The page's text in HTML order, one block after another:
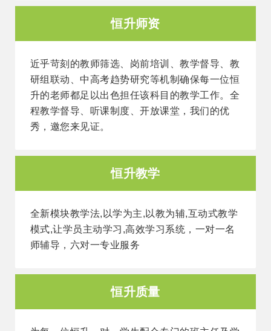
恒升师资
近乎苛刻的教师筛选、岗前培训、教学督导、教
研组联动、中高考趋势研究等机制确保每一位恒
升的老师都足以出色担任该科目的教学工作。全
程教学督导、听课制度、开放课堂，我们的优
秀，邀您来见证。
恒升教学
全新模块教学法,以学为主,以教为辅,互动式教学
模式,让学员主动学习,高效学习系统，一对一名
师辅导，六对一专业服务
恒升质量